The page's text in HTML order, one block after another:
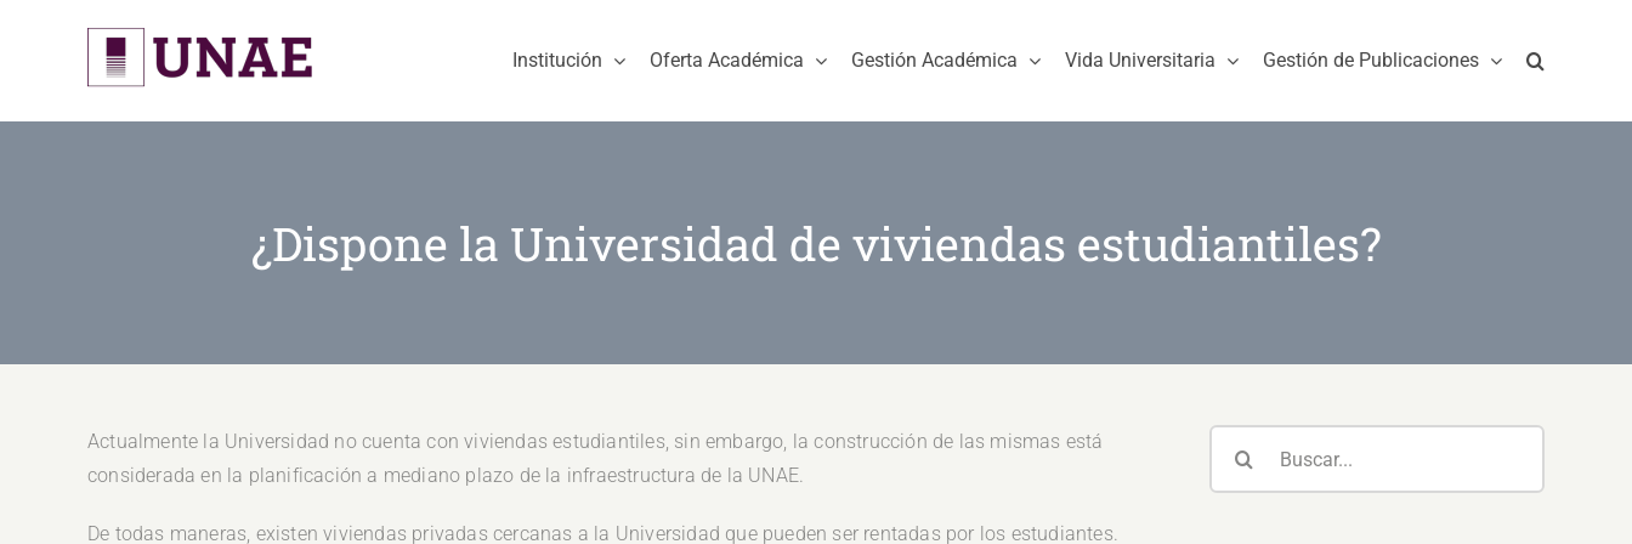
Institución Oferta Académica Gestión Académica Vida Universitaria Gestión de Publicaciones
¿Dispone la Universidad de viviendas estudiantiles?
Actualmente la Universidad no cuenta con viviendas estudiantiles, sin embargo, la construcción de las mismas está
considerada en la planificación a mediano plazo de la infraestructura de la UNAE.
De todas maneras, existen viviendas privadas cercanas a la Universidad que pueden ser rentadas por los estudiantes.